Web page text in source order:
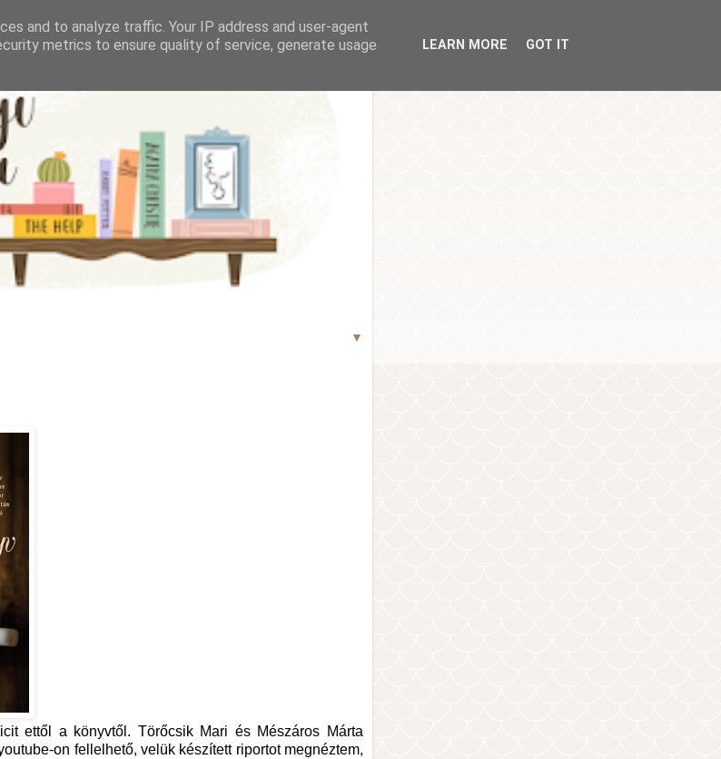
▼
ettől a könyvtől. Törőcsik Mari és Mészáros Márta
on fellelhető, velük készített riportot megnéztem,
and to analyze traffic. Your IP address and user-agent
metrics to ensure quality of service, generate usage
LEARN MORE GOT IT